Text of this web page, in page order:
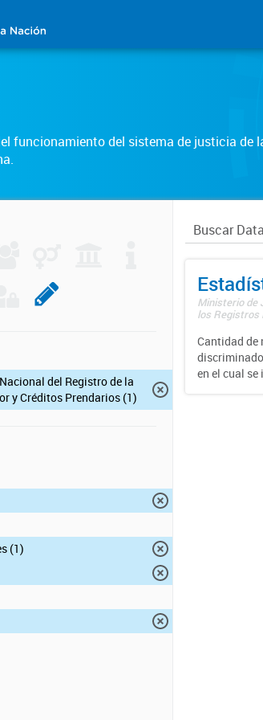
funcionamiento del sistema de justicia de
del Registro de la
y Créditos Prendarios (1)
(1)
Ministerio de
los Registros
Cantidad de
en el cual